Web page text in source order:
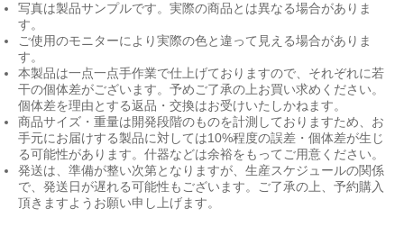
写真は製品サンプルです。実際の商品とは異なる場合がありま
す。
ご使用のモニターにより実際の色と違って見える場合がありま
す。
本製品は一点一点手作業で仕上げておりますので、それぞれに若
干の個体差がございます。予めご了承の上お買い求めください。
個体差を理由とする返品・交換はお受けいたしかねます。
商品サイズ・重量は開発段階のものを計測しておりますため、お
手元にお届けする製品に対しては10%程度の誤差・個体差が生じ
る可能性があります。什器などは余裕をもってご用意ください。
発送は、準備が整い次第となりますが、生産スケジュールの関係
で、発送日が遅れる可能性もございます。ご了承の上、予約購入
頂きますようお願い申し上げます。